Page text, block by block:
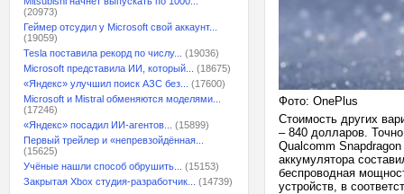
(20973)
Геймер отсудил у Microsoft свой аккаунт...
(19059)
Tesla поставила рекорд по числу...
(19036)
Microsoft представила ИИ, который...
(18675)
«Яндекс» улучшил поиск АЗС без...
(17600)
Microsoft и Mistral обменяются моделями...
(17246)
«Яндекс» посадил ИИ-агентов...
(15899)
Первый трейлер и «непревзойдённая...
(15625)
Учёные нашли способ обрушить...
(15153)
Закрытая Xbox студия-разработчик...
(14739)
Фото: OnePlus
Стоимость других
– 840 долларов.
Qualcomm
аккумулятора
беспроводная
устройств, в